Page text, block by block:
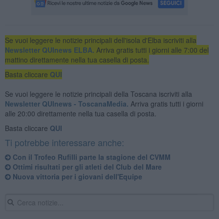
Se vuoi leggere le notizie principali dell'isola d'Elba iscriviti alla
Newsletter QUInews ELBA. Arriva gratis tutti i giorni alle 7:00 del
mattino direttamente nella tua casella di posta.
Basta cliccare QUI
Se vuoi leggere le notizie principali della Toscana iscriviti alla
Newsletter QUInews - ToscanaMedia. Arriva gratis tutti i giorni
alle 20:00 direttamente nella tua casella di posta.
Basta cliccare QUI
Ti potrebbe interessare anche:
Con il Trofeo Rufilli parte la stagione del CVMM
Ottimi risultati per gli atleti del Club del Mare
Nuova vittoria per i giovani dell'Equipe